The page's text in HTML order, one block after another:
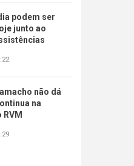
podem ser
junto ao
não dá
na
RVM